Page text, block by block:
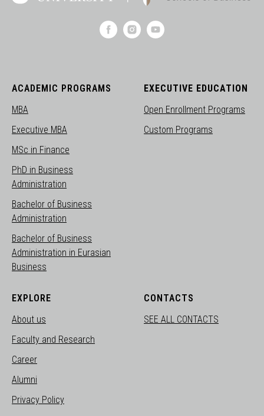
ACADEMIC PROGRAMS
MBA
Executive MBA
MSc in Finance
PhD in Business
Administration
Bachelor of Business
Administration
Bachelor of Business
Administration in Eurasian
Business
EXECUTIVE EDUCATION
Open Enrollment Programs
Custom Programs
EXPLORE
About us
Faculty and Research
Career
Alumni
Privacy Policy
CONTACTS
SEE ALL CONTACTS